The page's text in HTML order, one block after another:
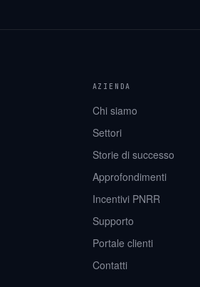
AZIENDA
Chi siamo
Settori
Storie di successo
Approfondimenti
Incentivi PNRR
Supporto
Portale clienti
Contatti